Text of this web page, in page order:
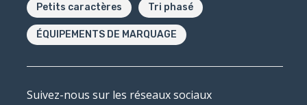
Petits caractères Tri phasé
ÉQUIPEMENTS DE MARQUAGE
Suivez-nous sur les réseaux sociaux